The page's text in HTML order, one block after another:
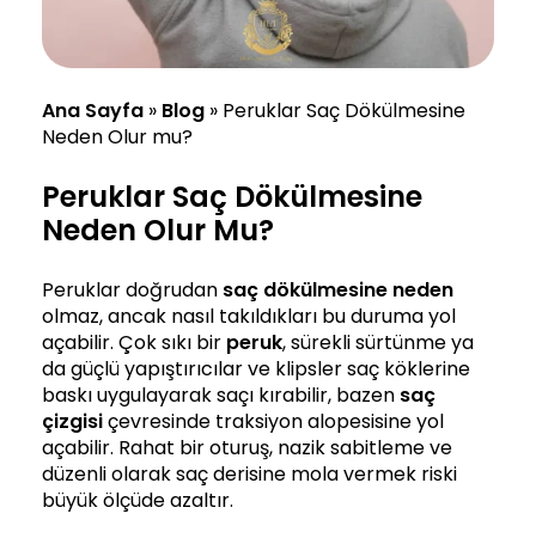
Ana Sayfa » Blog » Peruklar Saç Dökülmesine
Neden Olur mu?
Peruklar Saç Dökülmesine
Neden Olur Mu?
Peruklar doğrudan saç dökülmesine neden
olmaz, ancak nasıl takıldıkları bu duruma yol
açabilir. Çok sıkı bir peruk, sürekli sürtünme ya
da güçlü yapıştırıcılar ve klipsler saç köklerine
baskı uygulayarak saçı kırabilir, bazen saç
çizgisiçevresinde traksiyon alopesisine yol
açabilir. Rahat bir oturuş, nazik sabitleme ve
düzenli olarak saç derisine mola vermek riski
büyük ölçüde azaltır.